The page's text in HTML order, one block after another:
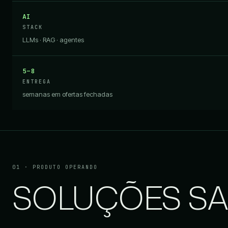
AI
STACK
LLMs · RAG · agentes
5–8
ENTREGA
semanas em ofertas fechadas
01 · PRODUTO OPERANDO
SOLUÇÕES